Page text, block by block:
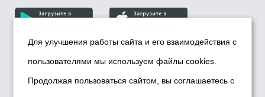
© Департамент информационной политики мэрии
города Новосибирска, 2026
Для улучшения работы сайта и его взаимодействия с
пользователями мы используем файлы cookies.
Продолжая пользоваться сайтом, вы соглашаетесь с